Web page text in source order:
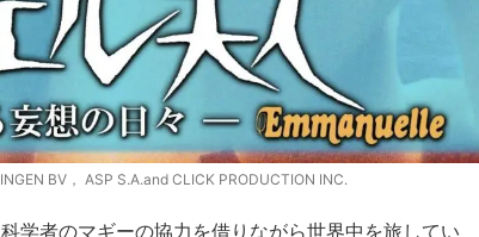
BV， ASP S.A.and CLICK PRODUCTION INC.
学者のマギーの協力を借りながら世界中を旅してい